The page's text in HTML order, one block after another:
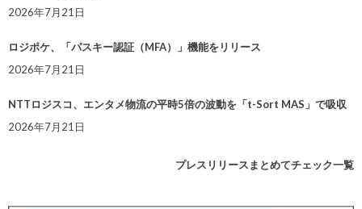
2026年7月21日
ロジポケ、「パスキー認証（MFA）」機能をリリース
2026年7月21日
NTTロジスコ、エンタメ物流の平時5倍の波動を「t-Sort MAS」で吸収
2026年7月21日
プレスリリースまとめてチェック一覧